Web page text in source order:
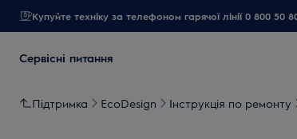
Купуйте техніку за телефоном гарячої лінії 0 800 50
Сервісні питання
Підтримка EcoDesign Інструкція по ремонту